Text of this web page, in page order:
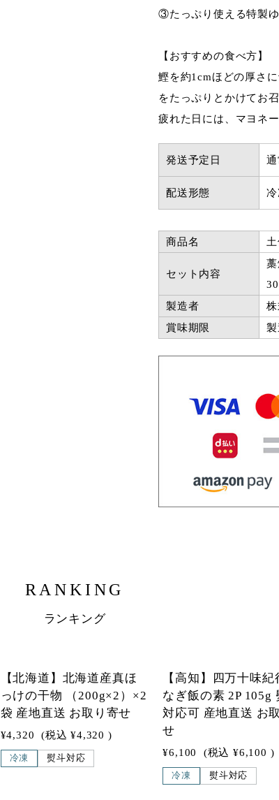
③たっぷり使える特製
【おすすめの食べ方】
鰹を約1cmほどの厚さ
をたっぷりとかけてお
疲れた日には、マヨネ
発送予定日
配送形態 冷
商品名
セット内容
製造者
賞味期限
製
RANKING
ランキング
【北海道】北海道産真ほ
っけの干物 （200g×2）×2
袋 産地直送 お取り寄せ
¥4,320 (税込 ¥4,320 )
冷凍 熨斗対応
【高知】四万十味紀
なぎ飯の素 2P 105g
対応可 産地直送 お
せ
¥6,100 (税込 ¥6,100 )
冷凍 熨斗対応